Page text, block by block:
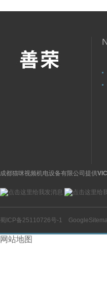
成都猫咪视频机电设备有限公司提供
蜀ICP备25110726号-1
网站地图